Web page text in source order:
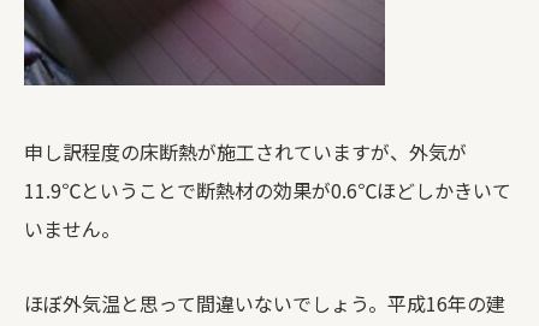
申し訳程度の床断熱が施工されていますが、外気が
11.9℃ということで断熱材の効果が0.6℃ほどしかきいて
いません。
ほぼ外気温と思って間違いないでしょう。平成16年の建